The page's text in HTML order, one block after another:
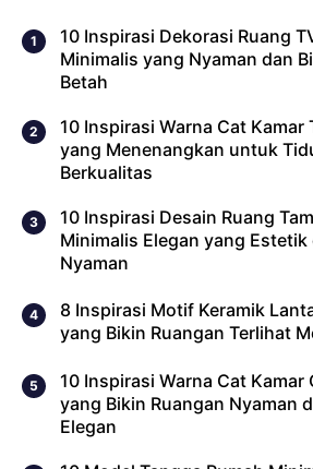
10 Inspirasi Dekorasi Ruang
Minimalis yang Nyaman dan
Betah
10 Inspirasi Warna Cat Kamar
yang Menenangkan untuk
Berkualitas
10 Inspirasi Desain Ruang
Minimalis Elegan yang Estetik
Nyaman
8 Inspirasi Motif Keramik
yang Bikin Ruangan Terlihat
10 Inspirasi Warna Cat Kamar
yang Bikin Ruangan Nyaman
Elegan